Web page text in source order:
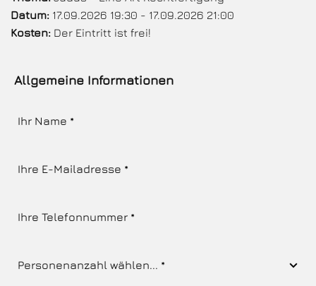
Datum: 17.09.2026 19:30 - 17.09.2026 21:00
Kosten: Der Eintritt ist frei!
Allgemeine Informationen